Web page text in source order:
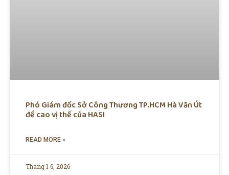
Phó Giám đốc Sở Công Thương TP.HCM Hà Văn Út
đề cao vị thế của HASI
READ MORE »
Tháng 1 6, 2026